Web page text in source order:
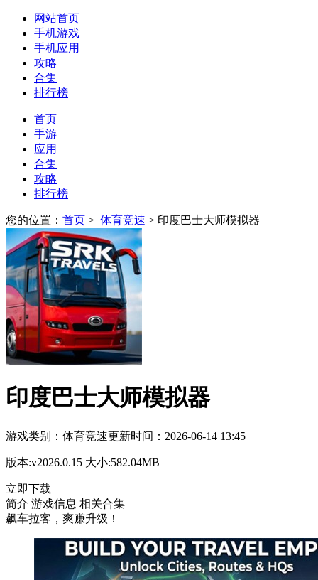
网站首页
手机游戏
手机应用
攻略
合集
排行榜
首页
手游
应用
合集
攻略
排行榜
您的位置： 首页 > 体育竞速 > 印度巴士大师模拟器
印度巴士大师模拟器
游戏类别： 体育竞速更新时间： 2026-06-14 13:45
版本:v2026.0.15 大小:582.04MB
立即下载
简介 游戏信息 相关合集
飙车拉客，爽赚升级！